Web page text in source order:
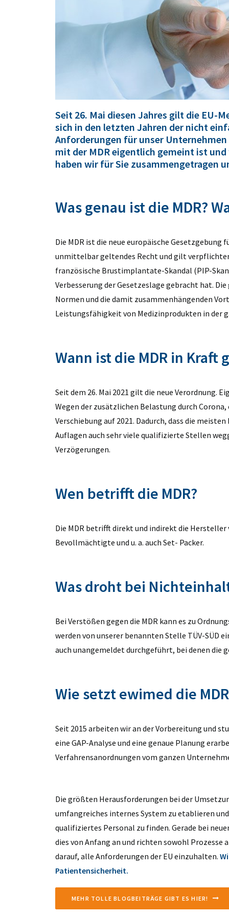
Seit 26. Mai diesen Jahres gilt die EU-
sich in den letzten Jahren der nicht
Anforderungen für unser
mit der MDR eigentlich gemeint ist
haben wir für Sie zusammengetragen
Was genau ist die MDR?
Die MDR ist die neue europäische
unmittelbar geltendes Recht und gilt
französische Brustimplantate-Skandal (PIP-
Verbesserung der Gesetzeslage gebracht hat.
Normen und die damit zusammenhängenden
Leistungsfähigkeit von Medizinprodukten in der
Wann ist die MDR in Kraft
Seit dem 26. Mai 2021 gilt die neue Verordnung.
Wegen der zusätzlichen Belastung durch
Verschiebung auf 2021. Dadurch, dass die
Auflagen auch sehr viele qualifizierte Stellen
Verzögerungen.
Wen betrifft die MDR?
Die MDR betrifft direkt und indirekt die
Bevollmächtigte und u. a. auch Set- Packer.
Was droht bei
Bei Verstößen gegen die MDR kann es zu
werden von unserer benannten Stelle TÜV-SÜD
auch unangemeldet durchgeführt, bei denen die
Wie setzt ewimed die
Seit 2015 arbeiten wir an der Vorbereitung und
eine GAP-Analyse und eine genaue Planung
Verfahrensanordnungen vom ganzen
Die größten Herausforderungen bei der
umfangreiches internes System zu etablieren
qualifiziertes Personal zu finden. Gerade bei
dies von Anfang an und richten sowohl
darauf, alle Anforderungen der EU einzuhalten.
Patientensicherheit.
MEHR TOLLE BLOGBEITRÄGE GIBT ES HIER!